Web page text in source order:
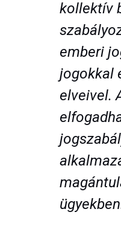
kollektív
emberi
jogokkal
elveivel.